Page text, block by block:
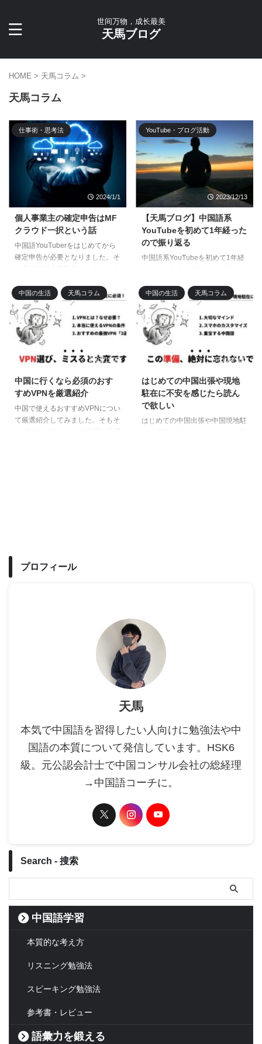
世间万物，成长最美
天馬ブログ
HOME > 天馬コラム >
天馬コラム
仕事術・思考法
2024/1/1
個人事業主の確定申告はMF
クラウド一択という話
中国語YouTuberをはじめてから
確定申告が必要となりました。そ
としてまとめた記事です。確定申
告するのに安心して使えるおすす
めを知りたい人は参考にしてみて
ください。元会計士はMFクラウ
ドを選びました。
YouTube・ブログ活動
2023/12/13
【天馬ブログ】中国語系
YouTubeを初めて1年経った
ので振り返る
中国語系YouTubeを初めて1年経
て良かったことやデメリットな
ど、普段自分のことはあまり話さ
ない天馬ですが、ちょっと色々書
いてみました。2024年もよろし
くお願いします。
中国の生活 天馬コラム
2023/11/27
中国に行くなら必須のおす
すめVPNを厳選紹介
中国で使えるおすすめVPNについ
て厳選紹介してみました。そもそ
中国の生活 天馬コラム
2024/10/2
はじめての中国出張や現地
駐在に不安を感じたら読ん
で欲しい
はじめての中国出張や中国現地駐
プロフィール
天馬
本気で中国語を習得したい人向けに勉強法や中
国語の本質について発信しています。HSK6
級。元公認会計士で中国コンサル会社の総経理
→中国語コーチに。
Search - 搜索
中国語学習
本質的な考え方
リスニング勉強法
スピーキング勉強法
参考書・レビュー
語彙力を鍛える